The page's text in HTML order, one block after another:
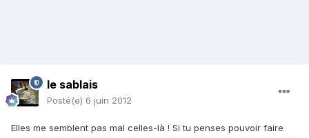
le sablais
Posté(e) 6 juin 2012
Elles me semblent pas mal celles-là ! Si tu penses pouvoir faire